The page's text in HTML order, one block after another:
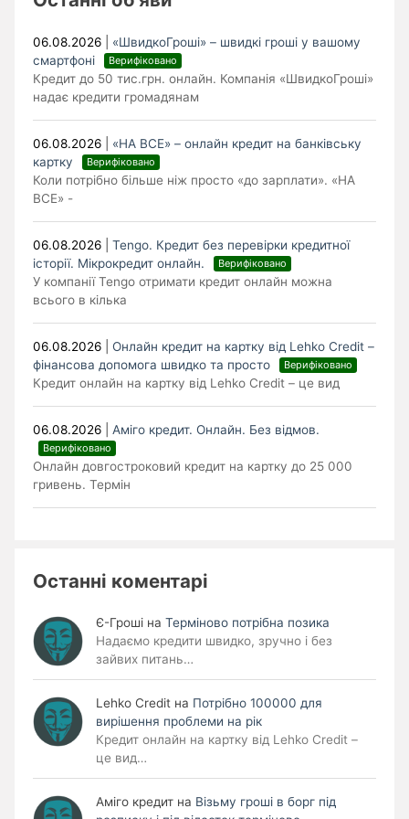
06.08.2026
«ШвидкоГроші» – швидкі гроші у вашому
смартфоні
Верифіковано
Кредит до 50 тис.грн. онлайн. Компанія «ШвидкоГроші»
надає кредити громадянам
06.08.2026
«НА ВСЕ» – онлайн кредит на банківську
картку
Верифіковано
Коли потрібно більше ніж просто «до зарплати». «НА
ВСЕ» -
06.08.2026 |Tengo. Кредит без перевірки кредитної
історії. Мікрокредит онлайн.
Верифіковано
У компанії Tengo отримати кредит онлайн можна
всього в кілька
06.08.2026 |Онлайн кредит на картку від Lehko Сredit –
фінансова допомога швидко та просто
Верифіковано
Кредит онлайн на картку від Lehko Credit – це вид
06.08.2026 Аміго кредит. Онлайн. Без відмов.
Верифіковано
Онлайн довгостроковий кредит на картку до 25 000
гривень. Термін
Останні коментарі
Є-Гроші на Терміново потрібна позика
Надаємо кредити швидко, зручно і без
зайвих питань…
Lehko Сredit на Потрібно 100000 для
вирішення проблеми на рік
Кредит онлайн на картку від Lehko Credit –
це вид…
Аміго кредит на Візьму гроші в борг під